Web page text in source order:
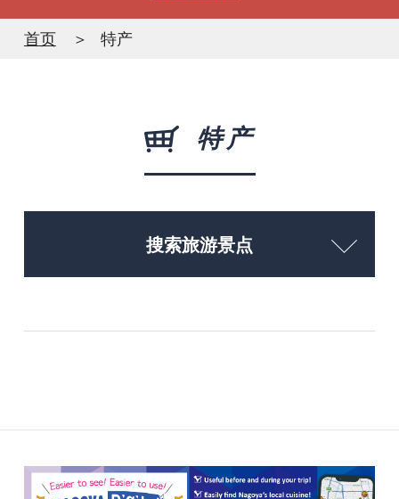
首页 特产
特产
搜索旅游景点